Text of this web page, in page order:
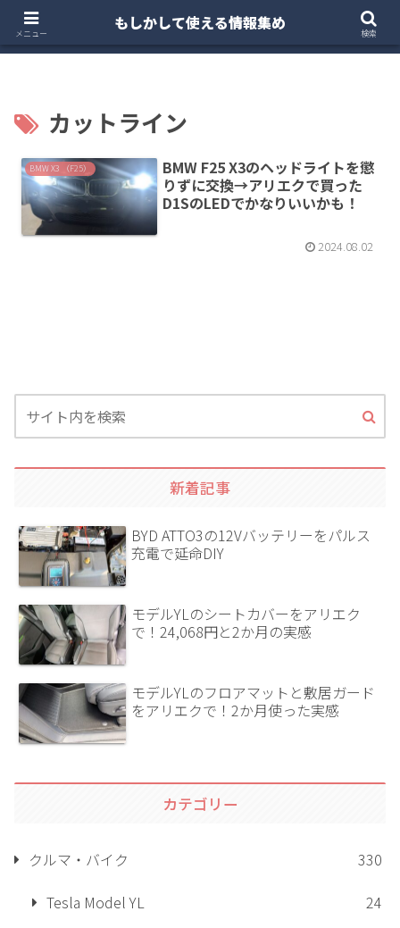
ホーム 注文住宅
カットライン
BMW X3 （F25）
BMW F25 X3のヘッドライトを懲
りずに交換→アリエクで買った
D1SのLEDでかなりいいかも！
2024.08.02
新着記事
BYD ATTO3の12Vバッテリーをパルス
充電で延命DIY
モデルYLのシートカバーをアリエク
で！24,068円と2か月の実感
モデルYLのフロアマットと敷居ガード
をアリエクで！2か月使った実感
カテゴリー
クルマ・バイク
330
Tesla Model YL
24
メニュー
もしかして使える情報集め
検索